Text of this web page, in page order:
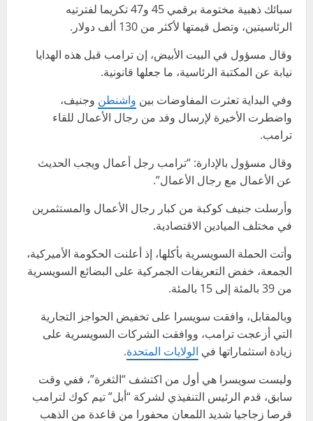
سبائك ذهبية مختومة برقمي 45 و47 تكريما لفترتيه
الرئاسيتين، وتصل قيمتها لأكثر من 130 ألف دولار.
وقال مسؤول في البيت الأبيض، إن ترامب قبل هذه الهدايا
نيابة عن المكتبة الرئاسية، ما جعلها قانونية.
وفي البداية تعثرت المفاوضات بين واشنطن وجنيف،
واضطرت الأخيرة لإرسال وفد من رجال الأعمال للقاء
ترامب.
وقال مسؤول بالإدارة: “ترامب رجل أعمال ويجب الحديث
عن الأعمال مع رجال الأعمال”.
وأرسلت جنيف كوكبة من كبار رجال الأعمال والمستثمرين
في مختلف الميادين الاقتصادية.
وأتت الحملة السويسرية بأكلها، إذ أعلنت الحكومة الأميركية،
الجمعة، خفض التعريفات الجمركية على البضائع السويسرية
من 39 بالمئة إلى 15 بالمئة.
وبالمقابل، وافقت سويسرا على تخفيض الحواجز التجارية
التي أزعجت ترامب، ووافقت الشركات السويسرية على
زيادة استثماراتها في الولايات المتحدة.
وليست سويسرا هي أول من اكتشف “الثغرة”، ففي وقت
سابق، قدم الرئيس التنفيذي لشركة “أبل” تيم كوك لترامب
قرصا زجاجيا شديد اللمعان محفورا من قاعدة من الذهب